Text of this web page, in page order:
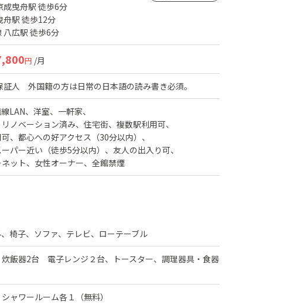
成曳舟駅 徒歩6分
舟駅 徒歩12分
八広駅 徒歩6分
円 /月
証人 外国籍の方は日常の日本語の読み書き必須。
LAN 洋室
一軒家
ノベーション済み
住宅街
複数駅利用可
都心への好アクセス（30分以内）
パー近い（徒歩5分以内）
友人の出入り可
ット
女性オーナー 全館禁煙
椅子、ソファ、テレビ、ローテーブル
飯器2台 電子レンジ２台、トースター、調理器具・食器
ャワールーム各１（無料）